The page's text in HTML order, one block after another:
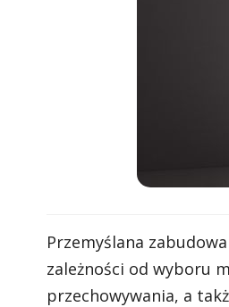
Przemyślana
zależności od wyboru
przechowywania, a